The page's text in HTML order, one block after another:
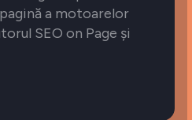
a motoarelor
SEO on Page și